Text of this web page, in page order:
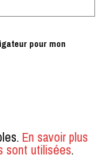
pour mon
En savoir plus
sont utilisées.